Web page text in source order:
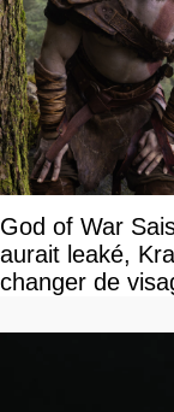
God of War
aurait leaké,
changer de